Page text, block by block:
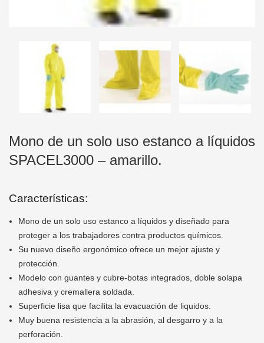
Mono de un solo uso estanco a líquidos
SPACEL3000 – amarillo.
Características:
Mono de un solo uso estanco a líquidos y diseñado para
proteger a los trabajadores contra productos químicos.
Su nuevo diseño ergonómico ofrece un mejor ajuste y
protección.
Modelo con guantes y cubre-botas integrados, doble solapa
adhesiva y cremallera soldada.
Superficie lisa que facilita la evacuación de liquidos.
Muy buena resistencia a la abrasión, al desgarro y a la
perforación.